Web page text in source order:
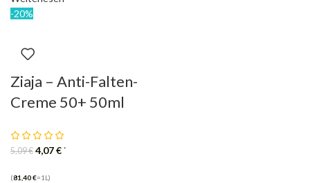
-20%
Ziaja – Anti-Falten-
Creme 50+ 50ml
5,09€ 4,07€ *
(81,40€=1L)